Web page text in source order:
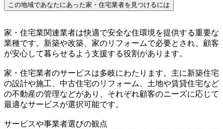
この地域であなたにあった家・住宅業者を見つけるには
家・住宅業関連業者は快適で安全な住環境を提供する重要な
業種です。新築や改築、家のリフォームで必要とされ、顧客
が安心して暮らせるよう支援する役割があります。
家・住宅業者のサービスは多岐にわたります。主に新築住宅
の設計や施工、中古住宅のリフォーム、土地や賃貸住宅など
の不動産の管理などがあり、それぞれ顧客のニーズに応じて
最適なサービスが選択可能です。
サービスや事業者選びの観点